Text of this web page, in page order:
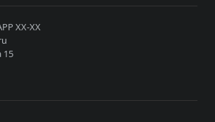
XX-XX
15